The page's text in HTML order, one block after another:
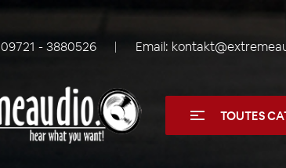
09721 - 3880526 Email:
TOUTES